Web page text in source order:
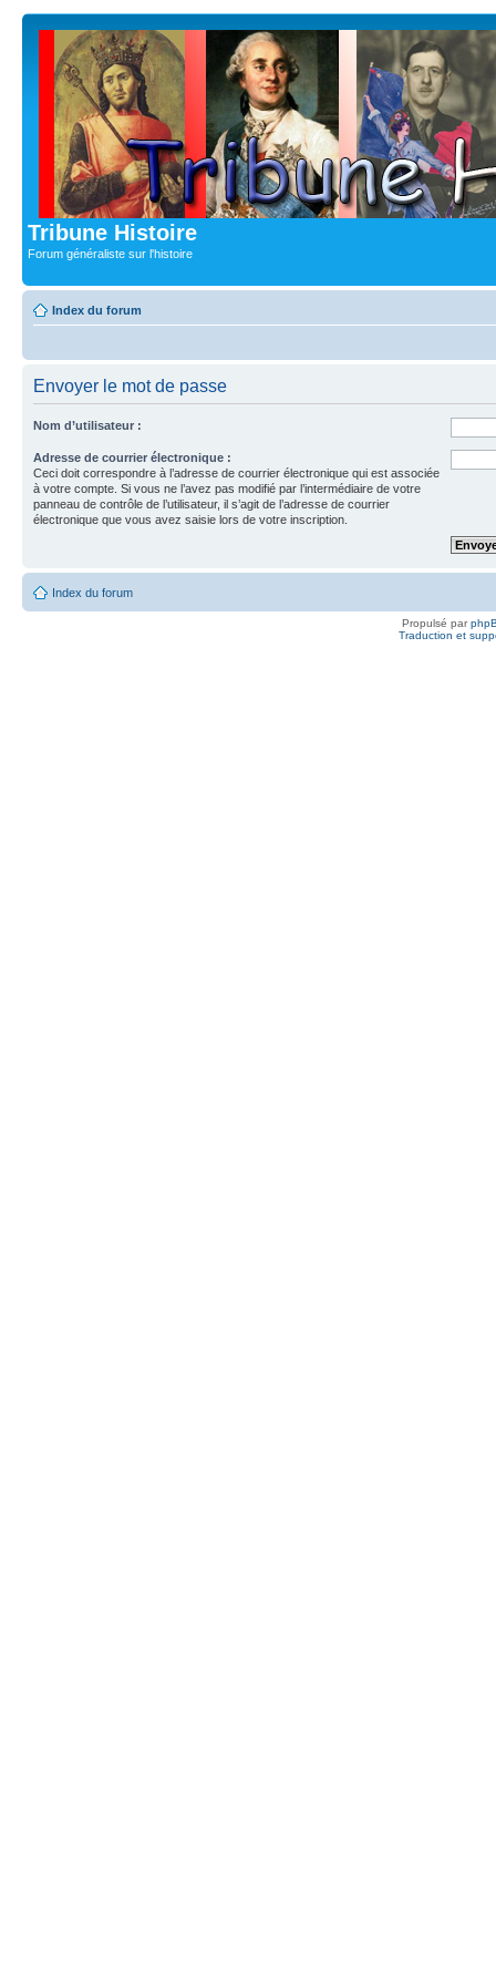
Tribune Histoire
Forum généraliste sur l'histoire
Index du forum
Envoyer le mot de passe
Nom d’utilisateur :
Adresse de courrier électronique :
Ceci doit correspondre à l’adresse de courrier électronique qui est associée
à votre compte. Si vous ne l’avez pas modifié par l’intermédiaire de votre
panneau de contrôle de l’utilisateur, il s’agit de l’adresse de courrier
électronique que vous avez saisie lors de votre inscription.
Index du forum
Propulsé par
Traduction et